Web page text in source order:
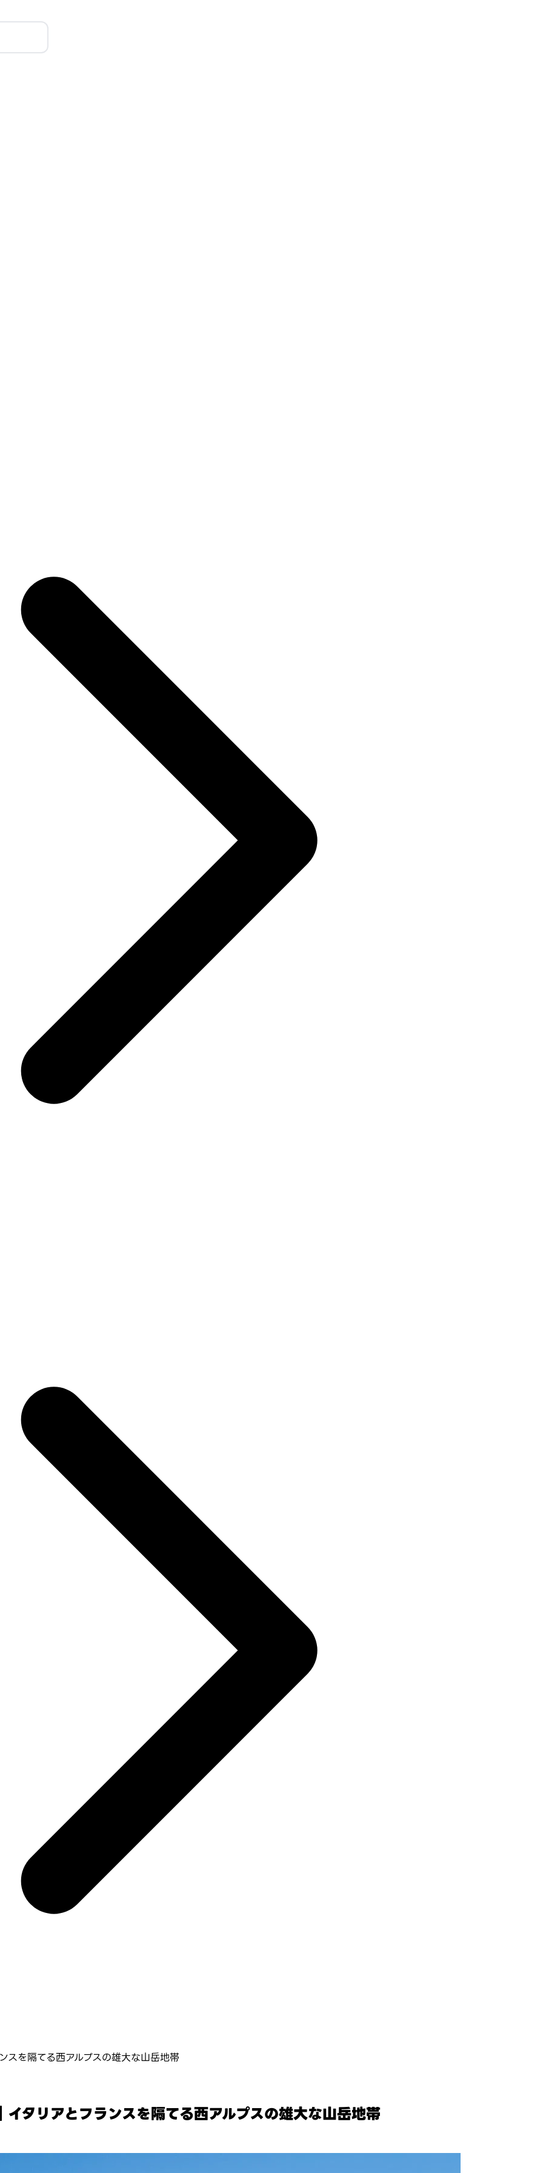
を隔てる西アルプスの雄大な山岳地帯
リアとフランスを隔てる西アルプスの雄大な山岳地帯